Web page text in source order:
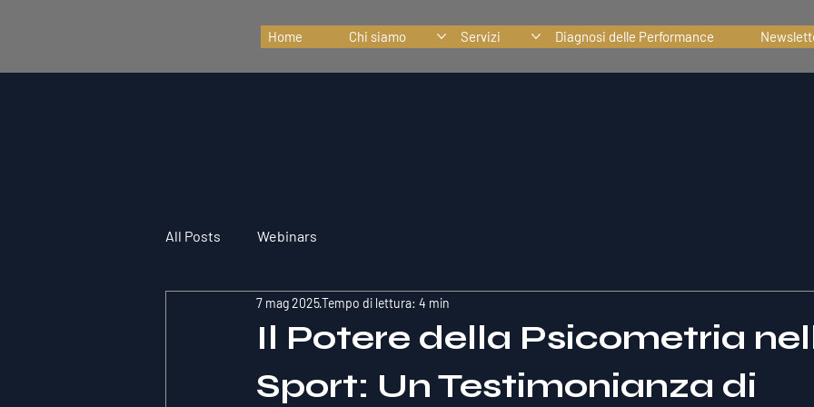
Home Chi siamo Servizi Diagnosi delle Performance
All Posts Webinars
Il Potere della Psicometria
Sport: Un Testimonianza di
7 mag 2025Tempo di lettura: 4 min